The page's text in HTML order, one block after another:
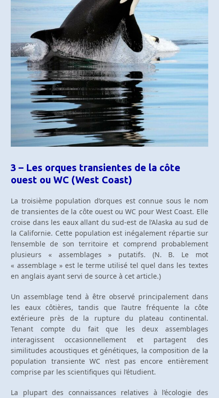
3 – Les orques transientes de la côte
ouest ou WC (West Coast)
La troisième population d’orques est connue sous le nom
de transientes de la côte ouest ou WC pour West Coast. Elle
croise dans les eaux allant du sud-est de l’Alaska au sud de
la Californie. Cette population est inégalement répartie sur
l’ensemble de son territoire et comprend probablement
plusieurs « assemblages » putatifs. (N. B. Le mot
« assemblage » est le terme utilisé tel quel dans les textes
en anglais ayant servi de source à cet article.)
Un assemblage tend à être observé principalement dans
les eaux côtières, tandis que l’autre fréquente la côte
extérieure près de la rupture du plateau continental.
Tenant compte du fait que les deux assemblages
interagissent occasionnellement et partagent des
similitudes acoustiques et génétiques, la composition de la
population transiente WC n’est pas encore entièrement
comprise par les scientifiques qui l’étudient.
La plupart des connaissances relatives à l’écologie des